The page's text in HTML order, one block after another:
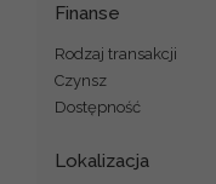
Finanse
Rodzaj transakcji
Czynsz
Dostępność
Lokalizacja